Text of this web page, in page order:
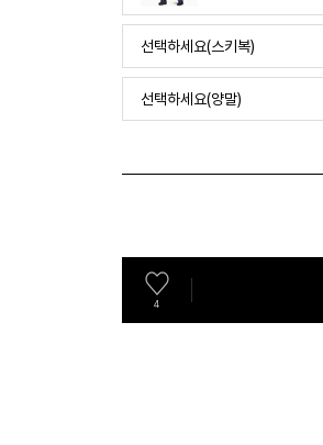
선택하세요(스키복)
선택하세요(양말)
4